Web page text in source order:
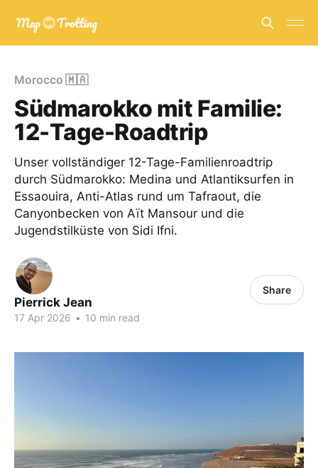
Morocco 🇲🇦
Südmarokko mit Familie:
12-Tage-Roadtrip
Unser vollständiger 12-Tage-Familienroadtrip
durch Südmarokko: Medina und Atlantiksurfen in
Essaouira, Anti-Atlas rund um Tafraout, die
Canyonbecken von Aït Mansour und die
Jugendstilküste von Sidi Ifni.
Pierrick Jean
17 Apr 2026 • 10 min read
Share